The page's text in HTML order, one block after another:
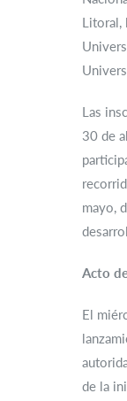
Litoral,
Las
30 de
mayo,
Acto
El
de la